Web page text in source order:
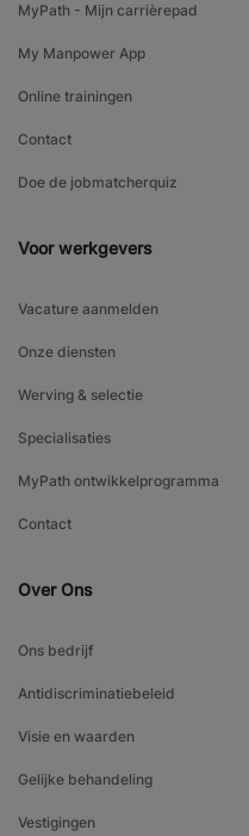
MyPath - Mijn carrièrepad
My Manpower App
Online trainingen
Contact
Doe de jobmatcherquiz
Voor werkgevers
Vacature aanmelden
Onze diensten
Werving & selectie
Specialisaties
MyPath ontwikkelprogramma
Contact
Over Ons
Ons bedrijf
Antidiscriminatiebeleid
Visie en waarden
Gelijke behandeling
Vestigingen